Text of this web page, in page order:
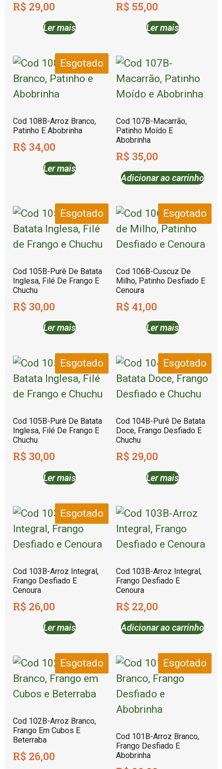
R$ 29,00
Ler mais
R$ 55,00
Ler mais
Esgotado
Cod 108B-Arroz Branco,
Patinho E Abobrinha
R$ 34,00
Ler mais
Cod 107B-Macarrão,
Patinho Moído E
Abobrinha
R$ 35,00
Adicionar ao carrinho
Esgotado
Cod 105B-Purê De Batata
Inglesa, Filé De Frango E
Chuchu
R$ 30,00
Ler mais
Esgotado
Cod 106B-Cuscuz De
Milho, Patinho Desfiado E
Cenoura
R$ 41,00
Ler mais
Esgotado
Cod 105B-Purê De Batata
Inglesa, Filé De Frango E
Chuchu
R$ 30,00
Ler mais
Esgotado
Cod 104B-Purê De Batata
Doce, Frango Desfiado E
Chuchu
R$ 29,00
Ler mais
Esgotado
Cod 103B-Arroz Integral,
Frango Desfiado E
Cenoura
R$ 26,00
Ler mais
Cod 103B-Arroz Integral,
Frango Desfiado E
Cenoura
R$ 22,00
Adicionar ao carrinho
Esgotado
Cod 102B-Arroz Branco,
Frango Em Cubos E
Beterraba
R$ 26,00
Esgotado
Cod 101B-Arroz Branco,
Frango Desfiado E
Abobrinha